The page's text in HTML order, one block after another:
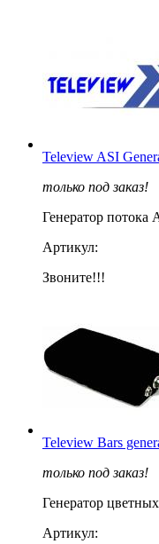
Teleview ASI
только под заказ!
Генератор потока
Артикул:
Звоните!!!
Teleview Bars
только под заказ!
Генератор
Артикул: